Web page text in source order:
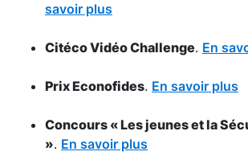
savoir plus
Citéco Vidéo Challenge. En
Prix Econofides. En savoir plus
Concours « Les jeunes et la
». En savoir plus